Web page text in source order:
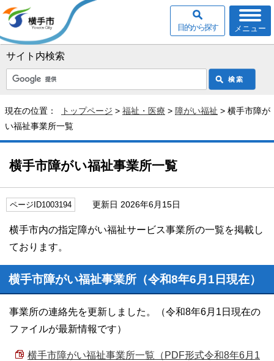
サイト内検索
メニュー
目的から探す
現在の位置： トップページ > 福祉・医療 > 障がい福祉 > 横手市障が
い福祉事業所一覧
横手市障がい福祉事業所一覧
ページID1003194 更新日 2026年6月15日
横手市内の指定障がい福祉サービス事業所の一覧を掲載し
ております。
横手市障がい福祉事業所（令和8年6月1日現在）
事業所の連絡先を更新しました。（令和8年6月1日現在の
ファイルが最新情報です）
横手市障がい福祉事業所一覧（PDF形式令和8年6月1